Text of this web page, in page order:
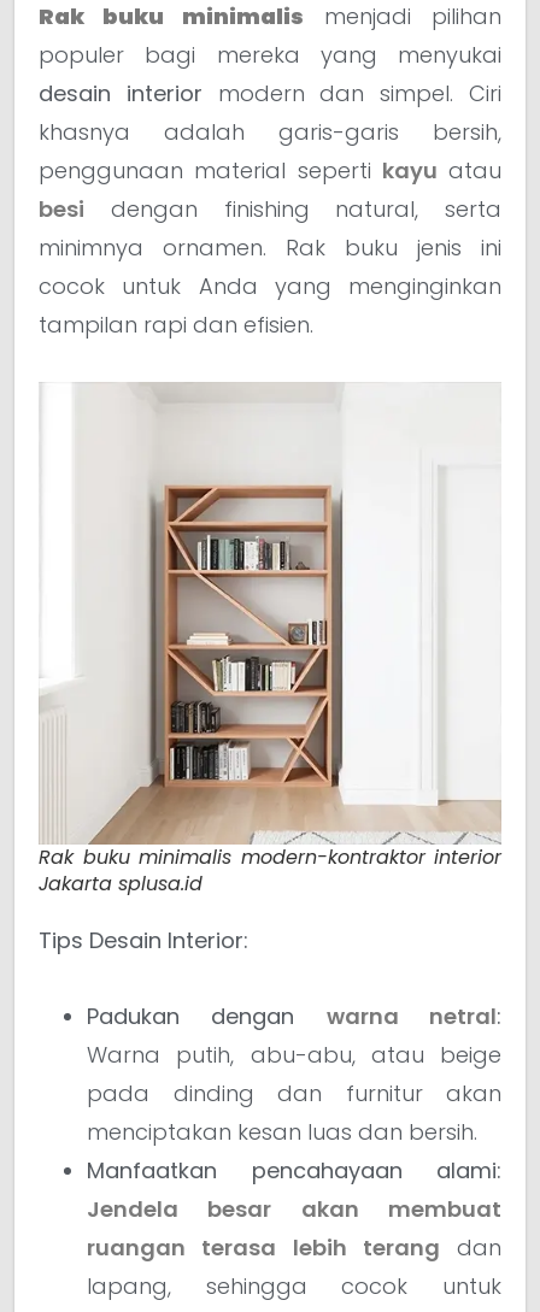
Rak buku minimalis menjadi pilihan
populer bagi mereka yang menyukai
desain interior modern dan simpel. Ciri
khasnya adalah garis-garis bersih,
penggunaan material seperti kayu atau
besi dengan finishing natural, serta
minimnya ornamen. Rak buku jenis ini
cocok untuk Anda yang menginginkan
tampilan rapi dan efisien.
Rak buku minimalis modern-kontraktor interior
Jakarta splusa.id
Tips Desain Interior:
Padukan dengan warna netral:
Warna putih, abu-abu, atau beige
pada dinding dan furnitur akan
menciptakan kesan luas dan bersih.
Manfaatkan pencahayaan alami:
Jendela besar akan membuat
ruangan terasa lebih terang dan
lapang, sehingga cocok untuk